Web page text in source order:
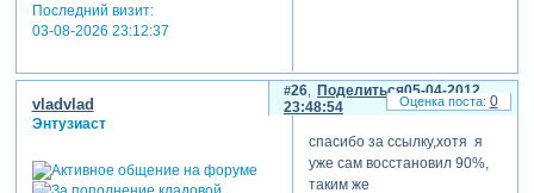
Последний визит:
03-08-2026 23:12:37
Поделиться
26
05-04-2012
23:48:54
vladvlad
Энтузиаст
спасибо за ссылку,хотя я
уже сам восстановил 90%,
таким же
0